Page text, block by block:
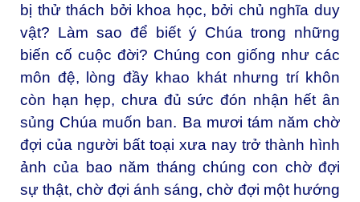
bị thử thách bởi khoa học, bởi chủ nghĩa duy
vật? Làm sao để biết ý Chúa trong những
biến cố cuộc đời? Chúng con giống như các
môn đệ, lòng đầy khao khát nhưng trí khôn
còn hạn hẹp, chưa đủ sức đón nhận hết ân
sủng Chúa muốn ban. Ba mươi tám năm chờ
đợi của người bất toại xưa nay trở thành hình
ảnh của bao năm tháng chúng con chờ đợi
sự thật, chờ đợi ánh sáng, chờ đợi một hướng